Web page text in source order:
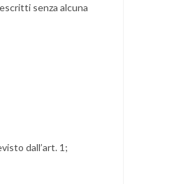
senza alcuna
dall’art. 1;